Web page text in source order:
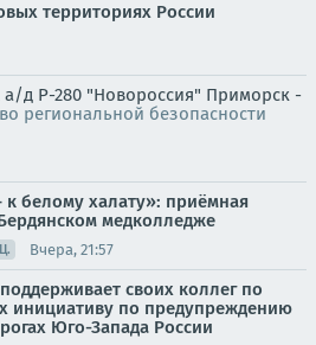
территориях России
а/д Р-280 "Новороссия" Приморск -
региональной безопасности
белому халату»: приёмная
медколледже
Вчера, 21:57
своих коллег по
инициативу по предупреждению
Юго-Запада России